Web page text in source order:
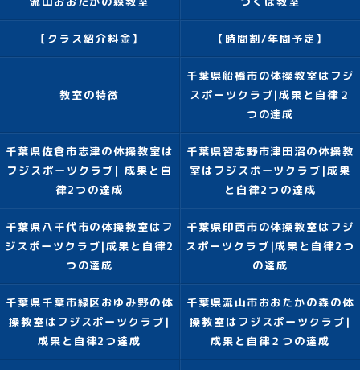
【クラス紹介料金】 【時間割/年間予定】
教室の特徴
千葉県船橋市の体操教室はフジ
スポーツクラブ|成果と自律２
つの達成
千葉県佐倉市志津の体操教室は
フジスポーツクラブ| 成果と自
律2つの達成
千葉県習志野市津田沼の体操教
室はフジスポーツクラブ|成果
と自律2つの達成
千葉県八千代市の体操教室はフ
ジスポーツクラブ|成果と自律2
つの達成
千葉県印西市の体操教室はフジ
スポーツクラブ|成果と自律2つ
の達成
千葉県千葉市緑区おゆみ野の体
操教室はフジスポーツクラブ|
成果と自律2つ達成
千葉県流山市おおたかの森の体
操教室はフジスポーツクラブ|
成果と自律２つの達成